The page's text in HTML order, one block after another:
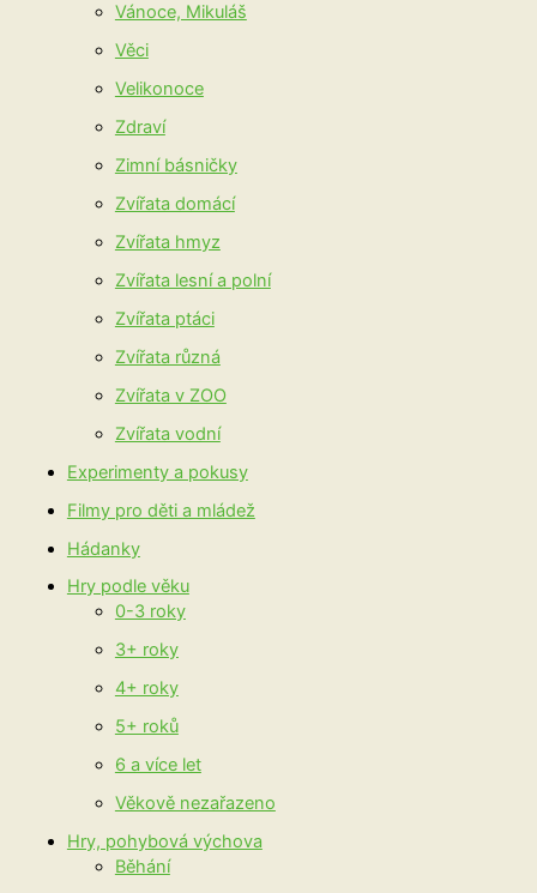
Vánoce, Mikuláš
Věci
Velikonoce
Zdraví
Zimní básničky
Zvířata domácí
Zvířata hmyz
Zvířata lesní a polní
Zvířata ptáci
Zvířata různá
Zvířata v ZOO
Zvířata vodní
Experimenty a pokusy
Filmy pro děti a mládež
Hádanky
Hry podle věku
0-3 roky
3+ roky
4+ roky
5+ roků
6 a více let
Věkově nezařazeno
Hry, pohybová výchova
Běhání